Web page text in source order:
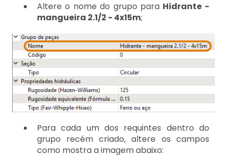
Altere o nome do grupo para Hidrante -
mangueira 2.1/2 - 4x15m;
Para cada um dos requintes dentro do
grupo recém criado, altere os campos
como mostra a imagem abaixo: